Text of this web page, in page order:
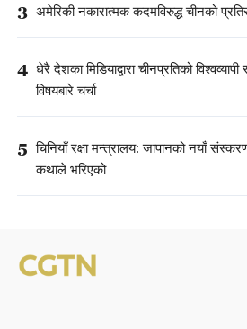
3 अमेरिकी नकारात्मक कदमविरुद्ध चीनको
4 धेरै देशका मिडियाद्वारा चीनप्रतिको
विषयबारे चर्चा
5 चिनियाँ रक्षा मन्त्रालय: जापानको नयाँ
कथाले भरिएको